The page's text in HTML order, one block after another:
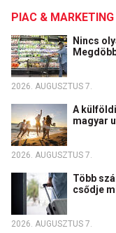
PIAC & MARKETING
Nincs
2026. AUGUSZTUS 7.
A
magyar
2026. AUGUSZTUS 7.
Több
csődje
2026. AUGUSZTUS 7.